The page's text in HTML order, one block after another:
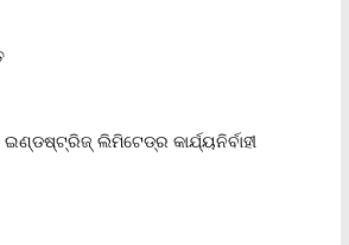
ଇଣ୍ଡଷ୍ଟ୍ରିଜ୍ ଲିମିଟେଡ୍‌ର କାର୍ଯ୍ୟନିର୍ବାହୀ